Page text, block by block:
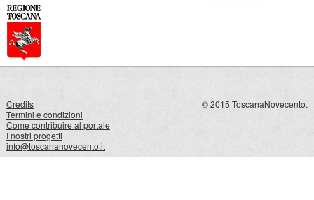
Credits
Termini e condizioni
Come contribuire al portale
I nostri progetti
info@toscananovecento.it
© 2015 ToscanaNovecento.